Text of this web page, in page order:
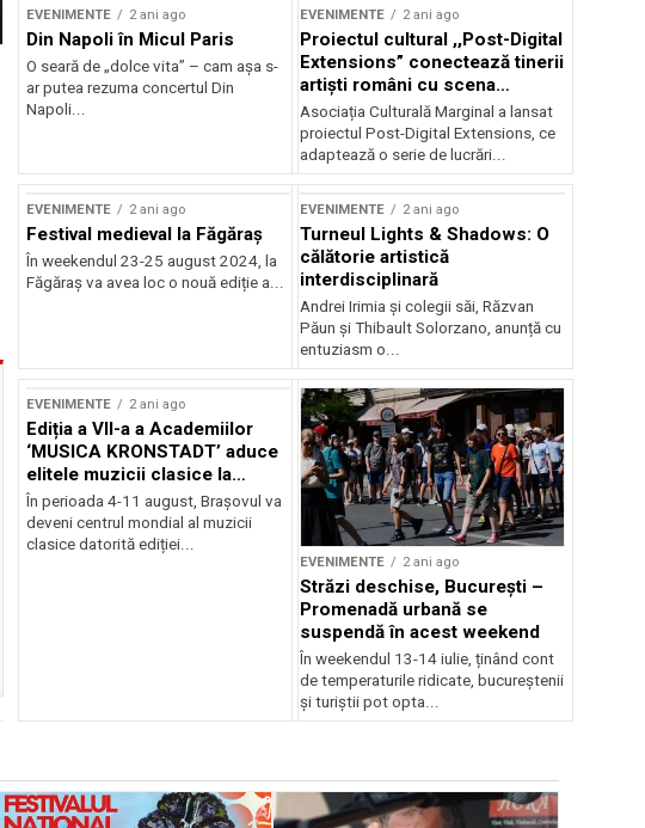
EVENIMENTE 2 ani ago
Din Napoli în Micul Paris
O seară de „dolce vita” – cam așa s-
ar putea rezuma concertul Din
Napoli...
EVENIMENTE 2 ani ago
Proiectul cultural ,,Post-Digital
Extensions” conectează tinerii
artiști români cu scena
internațională
Asociația Culturală Marginal a lansat
proiectul Post-Digital Extensions, ce
adaptează o serie de lucrări...
EVENIMENTE 2 ani ago
Festival medieval la Făgăraș
În weekendul 23-25 august 2024, la
Făgăraș va avea loc o nouă ediție a...
EVENIMENTE 2 ani ago
Turneul Lights & Shadows: O
călătorie artistică
interdisciplinară
Andrei Irimia și colegii săi, Răzvan
Păun și Thibault Solorzano, anunță cu
entuziasm o...
EVENIMENTE 2 ani ago
Ediția a VII-a a Academiilor
‘MUSICA KRONSTADT’ aduce
elitele muzicii clasice la
Brașov
În perioada 4-11 august, Brașovul va
deveni centrul mondial al muzicii
clasice datorită ediției...
EVENIMENTE 2 ani ago
Străzi deschise, București –
Promenadă urbană se
suspendă în acest weekend
În weekendul 13-14 iulie, ținând cont
de temperaturile ridicate, bucureștenii
și turiștii pot opta...